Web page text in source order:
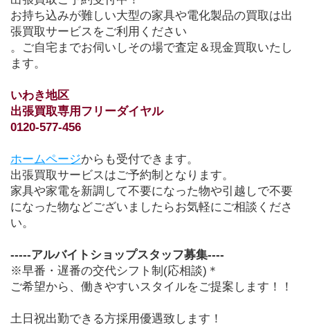
お持ち込みが難しい大型の家具や電化製品の買取は出
張買取サービスをご利用ください
。ご自宅までお伺いしその場で査定＆現金買取いたし
ます。
いわき地区
出張買取専用フリーダイヤル
0120-577-456
ホームページからも受付できます。
出張買取サービスはご予約制となります。
家具や家電を新調して不要になった物や引越しで不要
になった物などございましたらお気軽にご相談くださ
い。
-----アルバイトショップスタッフ募集----
※早番・遅番の交代シフト制(応相談)＊
ご希望から、働きやすいスタイルをご提案します！！
土日祝出勤できる方採用優遇致します！